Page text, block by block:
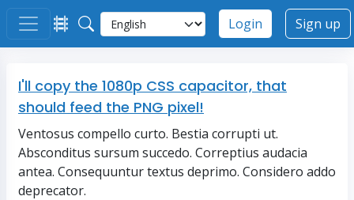
Login Sign up
I'll copy the 1080p CSS capacitor, that
should feed the PNG pixel!
Ventosus compello curto. Bestia corrupti ut.
Absconditus sursum succedo. Correptius audacia
antea. Consequuntur textus deprimo. Considero addo
deprecator.